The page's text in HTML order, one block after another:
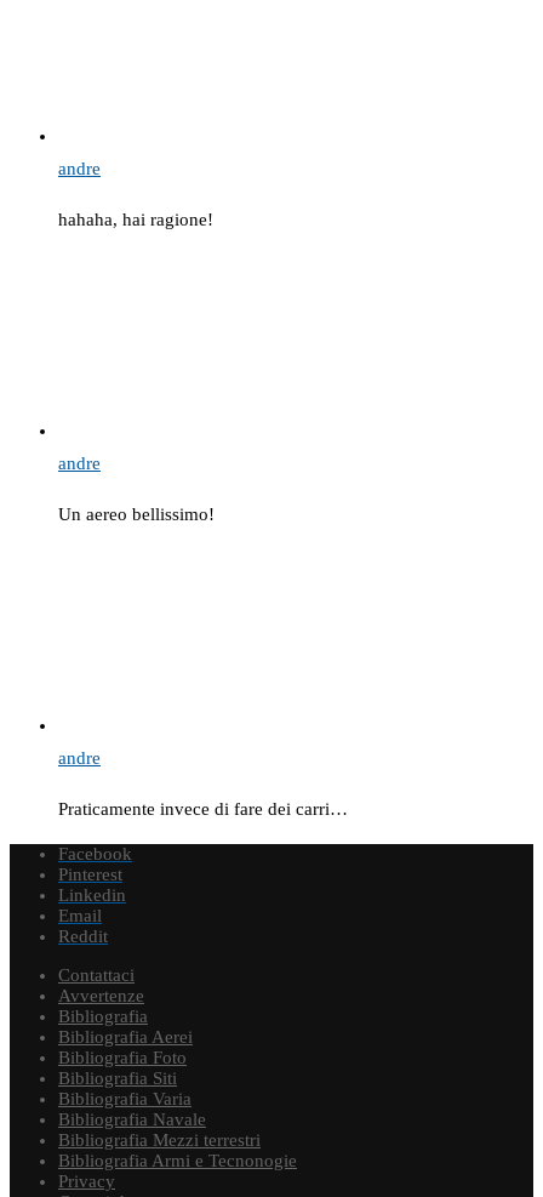
andre
hahaha, hai ragione!
andre
Un aereo bellissimo!
andre
Praticamente invece di fare dei carri…
Facebook
Pinterest
Linkedin
Email
Reddit
Contattaci
Avvertenze
Bibliografia
Bibliografia Aerei
Bibliografia Foto
Bibliografia Siti
Bibliografia Varia
Bibliografia Navale
Bibliografia Mezzi terrestri
Bibliografia Armi e Tecnonogie
Privacy